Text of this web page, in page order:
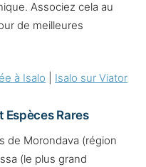
Associez cela au
de meilleures
à Isalo Isalo sur Viator
Espèces Rares
de Morondava (région
(le plus grand